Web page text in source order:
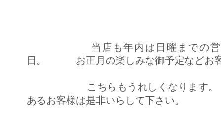
当店も年内は日曜までの営業
日。 お正月の楽しみな御予定などお客
こちらもうれしくなります
あるお客様は是非いらして下さい。